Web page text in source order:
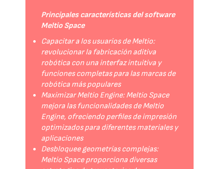
Principales características del software
Meltio Space
Capacitar a los usuarios de Meltio:
revolucionar la fabricación aditiva
robótica con una interfaz intuitiva y
funciones completas para las marcas de
robótica más populares
Maximizar Meltio Engine: Meltio Space
mejora las funcionalidades de Meltio
Engine, ofreciendo perfiles de impresión
optimizados para diferentes materiales y
aplicaciones
Desbloquee geometrías complejas:
Meltio Space proporciona diversas